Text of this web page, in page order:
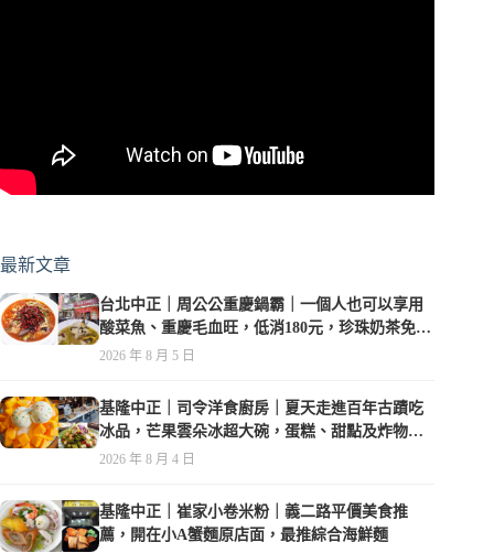
最新文章
台北中正｜周公公重慶鍋霸｜一個人也可以享用
酸菜魚、重慶毛血旺，低消180元，珍珠奶茶免費
喝到爽
2026 年 8 月 5 日
基隆中正｜司令洋食廚房｜夏天走進百年古蹟吃
冰品，芒果雲朵冰超大碗，蛋糕、甜點及炸物都
在水準之上
2026 年 8 月 4 日
基隆中正｜崔家小卷米粉｜義二路平價美食推
薦，開在小A蟹麵原店面，最推綜合海鮮麵